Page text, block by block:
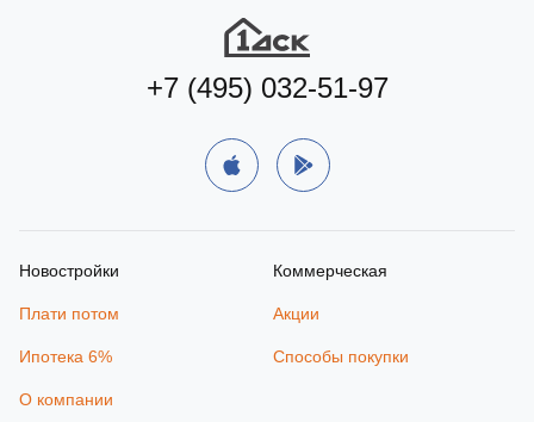
Подобрать
+7 (495) 032-51-97
Новостройки Коммерческая
Плати потом Акции
Ипотека 6% Способы покупки
О компании